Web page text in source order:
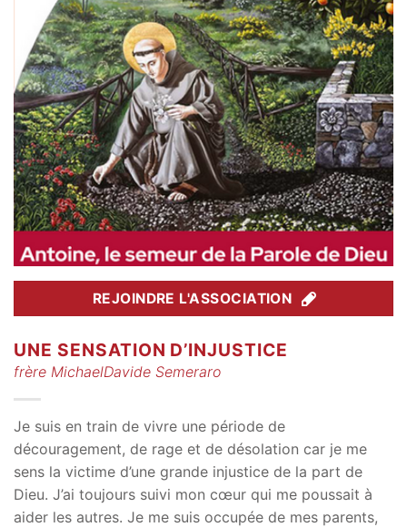
REJOINDRE L'ASSOCIATION
UNE SENSATION D’INJUSTICE
frère MichaelDavide Semeraro
Je suis en train de vivre une période de
découragement, de rage et de désolation car je me
sens la victime d’une grande injustice de la part de
Dieu. J’ai toujours suivi mon cœur qui me poussait à
aider les autres. Je me suis occupée de mes parents,